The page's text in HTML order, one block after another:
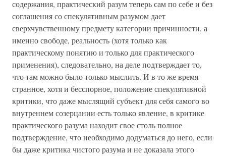
содержания, практический разум теперь сам по себе и без
соглашения со спекулятивным разумом дает
сверхчувственному предмету категории причинности, а
именно свободе, реальность (хотя только как
практическому понятию и только для практического
применения), следовательно, на деле подтверждает то,
что там можно было только мыслить. И в то же время
странное, хотя и бесспорное, положение спекулятивной
критики, что даже мыслящий субъект для себя самого во
внутреннем созерцании есть только явление, в критике
практического разума находит свое столь полное
подтверждение, что необходимо додуматься до него, если
бы даже критика чистого разума и не доказала этого